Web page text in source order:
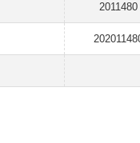
2011480